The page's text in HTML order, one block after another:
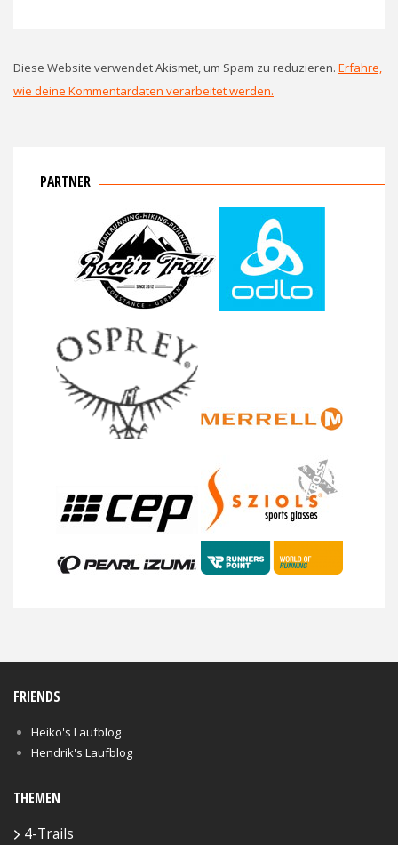
Diese Website verwendet Akismet, um Spam zu reduzieren. Erfahre,
wie deine Kommentardaten verarbeitet werden.
PARTNER
FRIENDS
Heiko's Laufblog
Hendrik's Laufblog
THEMEN
4-Trails